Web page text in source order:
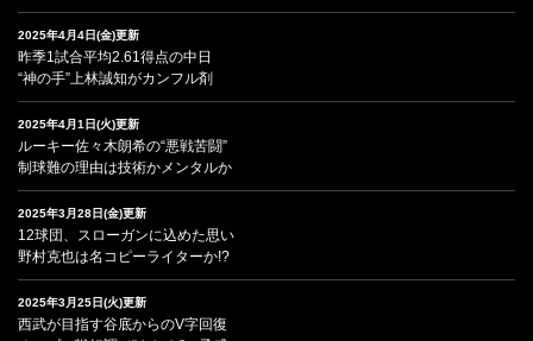
2025年4月4日(金)更新
昨季1試合平均2.61得点の中日
“神の手”上林誠知がカンフル剤
2025年4月1日(火)更新
ルーキー佐々木朗希の“悪戦苦闘”
制球難の理由は技術かメンタルか
2025年3月28日(金)更新
12球団、スローガンに込めた思い
野村克也は名コピーライターか!?
2025年3月25日(火)更新
西武が目指す谷底からのV字回復